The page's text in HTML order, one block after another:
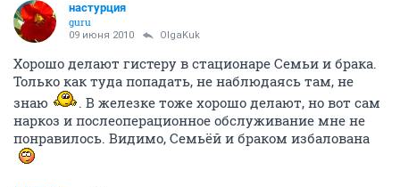
настурция
guru
09 июня 2010 OlgaKuk
Хорошо делают гистеру в стационаре Семьи и брака.
Только как туда попадать, не наблюдаясь там, не
знаю
. В железке тоже хорошо делают, но вот сам
наркоз и послеоперационное обслуживание мне не
понравилось. Видимо, Семьёй и браком избалована